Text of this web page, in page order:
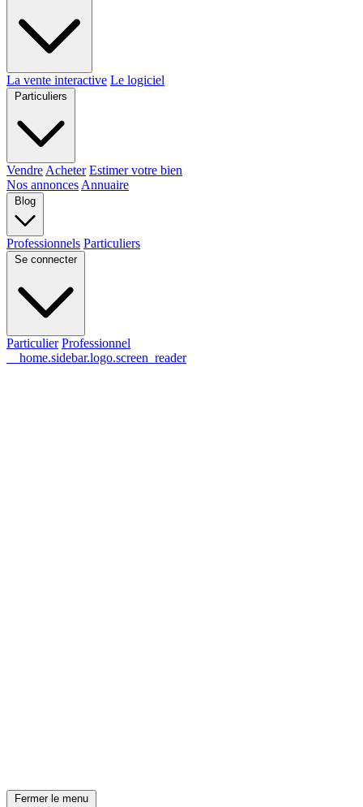
La vente interactive Le logiciel
Particuliers
Vendre Acheter Estimer votre bien
Nos annonces Annuaire
Blog
Professionnels Particuliers
Se connecter
Particulier Professionnel
__home.sidebar.logo.screen_reader
Fermer le menu